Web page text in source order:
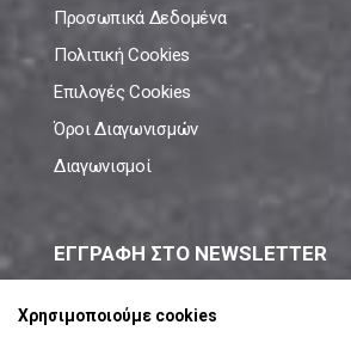
Προσωπικά Δεδομένα
Πολιτική Cookies
Επιλογές Cookies
Όροι Διαγωνισμών
Διαγωνισμοί
ΕΓΓΡΑΦΗ ΣΤΟ NEWSLETTER
Χρησιμοποιούμε cookies